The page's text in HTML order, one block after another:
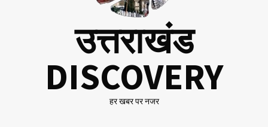
उत्तराखंड
DISCOVERY
हर खबर पर नजर